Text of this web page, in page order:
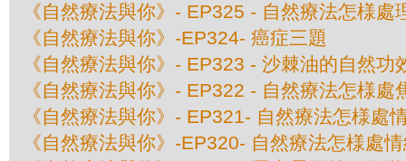
《自然療法與你》- EP325 - 自然療法怎様處
《自然療法與你》-EP324- 癌症三題
《自然療法與你》- EP323 - 沙棘油的自然功
《自然療法與你》- EP322 - 自然療法怎様處
《自然療法與你》- EP321- 自然療法怎様處
《自然療法與你》-EP320- 自然療法怎様處